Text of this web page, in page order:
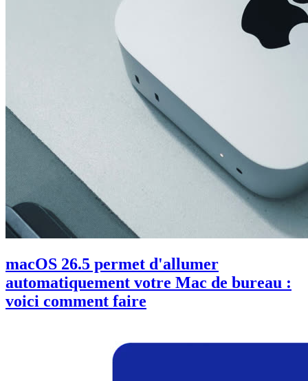
macOS 26.5 permet d'allumer
automatiquement votre Mac de bureau :
voici comment faire